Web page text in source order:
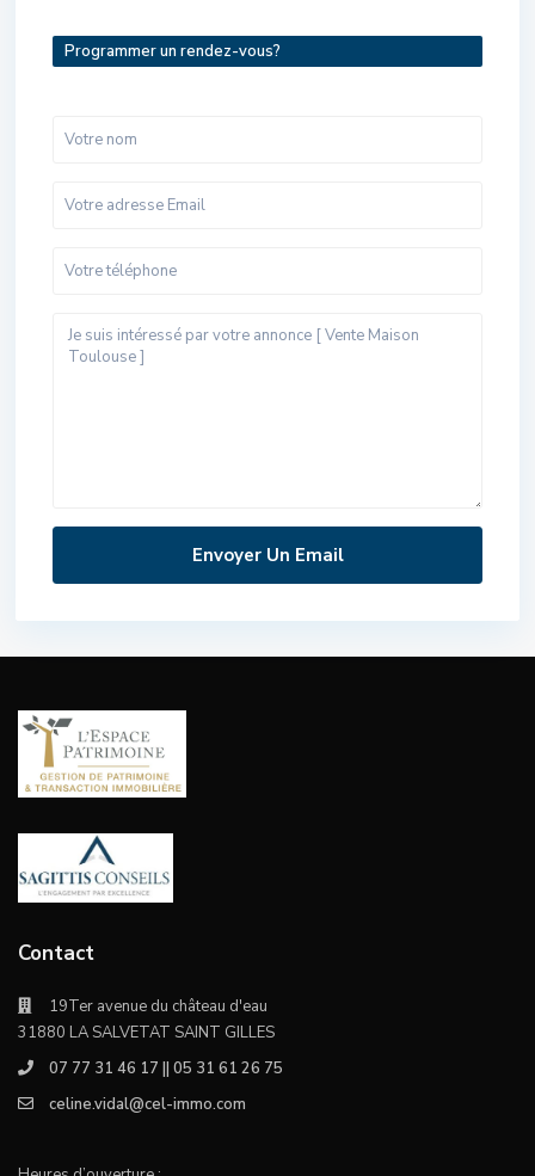
Programmer un rendez-vous?
Contact
19Ter avenue du château d'eau
31880 LA SALVETAT SAINT GILLES
07 77 31 46 17 || 05 31 61 26 75
celine.vidal@cel-immo.com